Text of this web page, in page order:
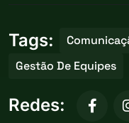
Tags:
Gestão De Equipes
Redes: